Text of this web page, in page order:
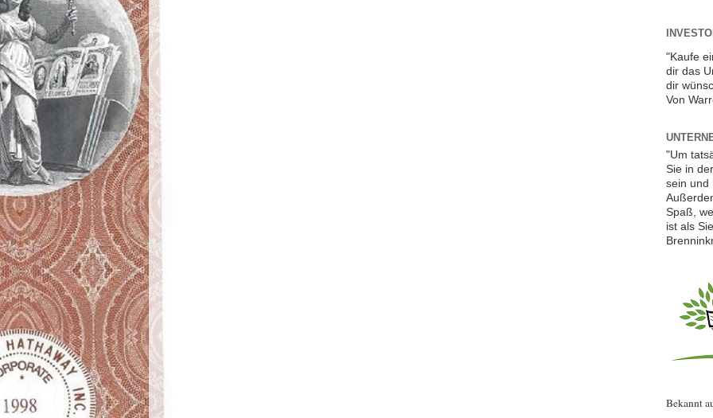
"Kaufe
dir das
dir
Von
"Um
Sie in
sein und
Spaß,
ist als
Bekannt